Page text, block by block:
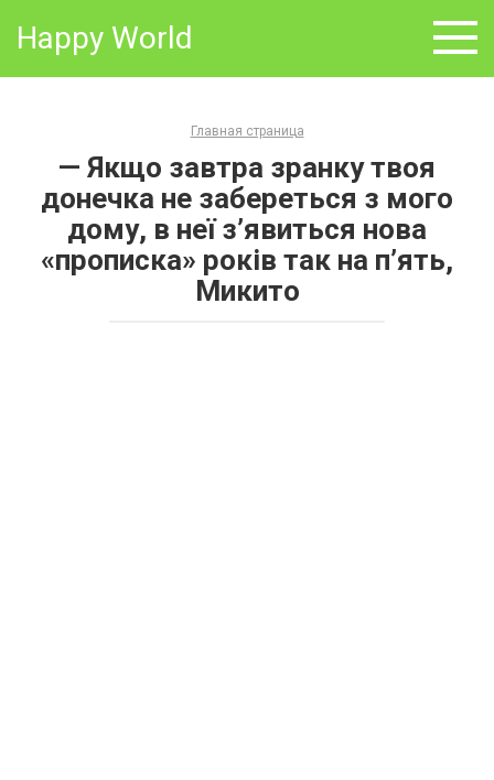
Happy World
Главная страница
— Якщо завтра зранку твоя
донечка не забереться з мого
дому, в неї з’явиться нова
«прописка» років так на п’ять,
Микито